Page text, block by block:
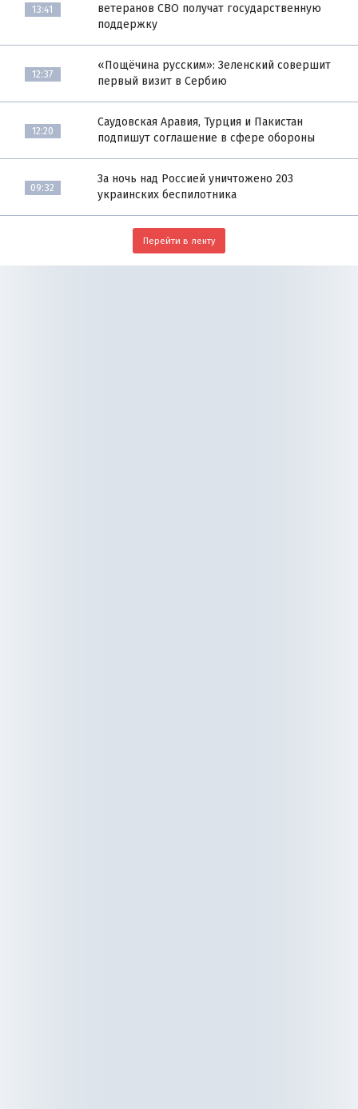
13:41
ветеранов СВО получат государственную
поддержку
12:37
«Пощёчина русским»: Зеленский совершит
первый визит в Сербию
12:20
Саудовская Аравия, Турция и Пакистан
подпишут соглашение в сфере обороны
09:32
За ночь над Россией уничтожено 203
украинских беспилотника
Перейти в ленту